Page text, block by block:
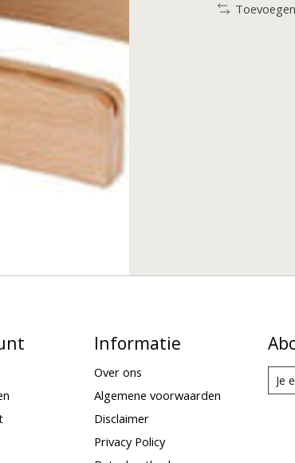
Informatie
Over ons
Algemene voorwaarden
Disclaimer
Privacy Policy